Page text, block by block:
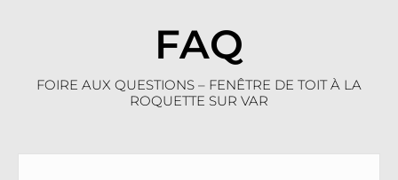
FAQ
FOIRE AUX QUESTIONS – FENÊTRE DE TOIT À LA
ROQUETTE SUR VAR